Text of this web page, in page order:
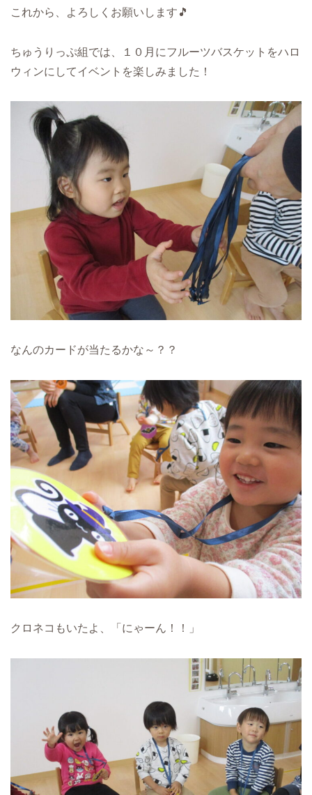
これから、よろしくお願いします🎵
ちゅうりっぷ組では、１０月にフルーツバスケットをハロ
ウィンにしてイベントを楽しみました！
なんのカードが当たるかな～？？
クロネコもいたよ、「にゃーん！！」